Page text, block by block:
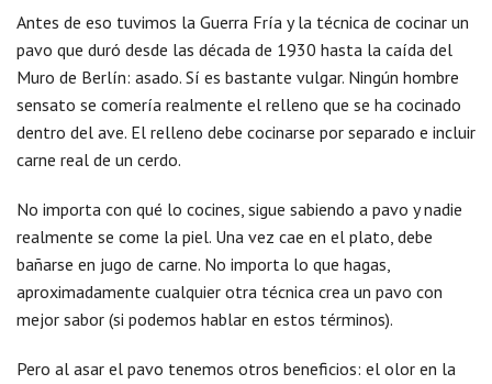
Antes de eso tuvimos la Guerra Fría y la técnica de cocinar un
pavo que duró desde las década de 1930 hasta la caída del
Muro de Berlín: asado. Sí es bastante vulgar. Ningún hombre
sensato se comería realmente el relleno que se ha cocinado
dentro del ave. El relleno debe cocinarse por separado e incluir
carne real de un cerdo.
No importa con qué lo cocines, sigue sabiendo a pavo y nadie
realmente se come la piel. Una vez cae en el plato, debe
bañarse en jugo de carne. No importa lo que hagas,
aproximadamente cualquier otra técnica crea un pavo con
mejor sabor (si podemos hablar en estos términos).
Pero al asar el pavo tenemos otros beneficios: el olor en la